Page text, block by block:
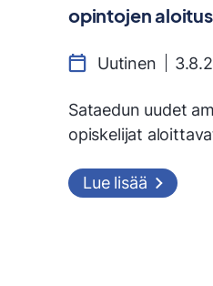
opintojen
Uutinen
Sataedun uudet
opiskelijat
Lue lisää